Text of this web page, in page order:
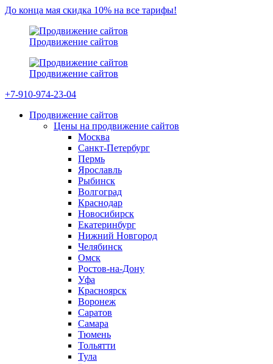
До конца мая скидка 10% на все тарифы!
Продвижение сайтов
Продвижение сайтов
+7-910-974-23-04
Продвижение сайтов
Цены на продвижение сайтов
Москва
Санкт-Петербург
Пермь
Ярославль
Рыбинск
Волгоград
Краснодар
Новосибирск
Екатеринбург
Нижний Новгород
Челябинск
Омск
Ростов-на-Дону
Уфа
Красноярск
Воронеж
Саратов
Самара
Тюмень
Тольятти
Тула